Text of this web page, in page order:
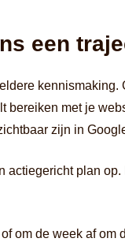
een
met je
zijn in
plan
om de week af om